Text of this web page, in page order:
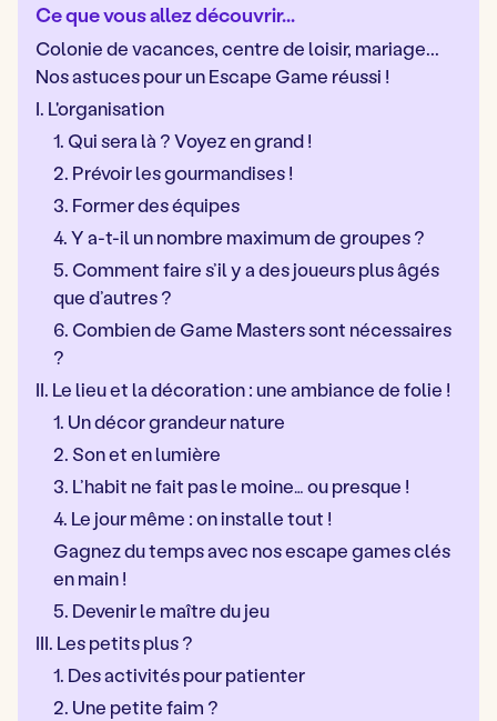
Ce que vous allez découvrir...
Colonie de vacances, centre de loisir, mariage...
Nos astuces pour un Escape Game réussi !
I. L'organisation
1. Qui sera là ? Voyez en grand !
2. Prévoir les gourmandises !
3. Former des équipes
4. Y a-t-il un nombre maximum de groupes ?
5. Comment faire s’il y a des joueurs plus âgés
que d’autres ?
6. Combien de Game Masters sont nécessaires
?
II. Le lieu et la décoration : une ambiance de folie !
1. Un décor grandeur nature
2. Son et en lumière
3. L’habit ne fait pas le moine… ou presque !
4. Le jour même : on installe tout !
Gagnez du temps avec nos escape games clés
en main !
5. Devenir le maître du jeu
III. Les petits plus ?
1. Des activités pour patienter
2. Une petite faim ?